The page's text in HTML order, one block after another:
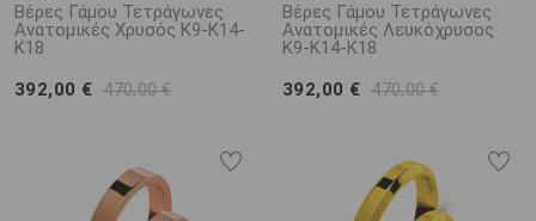
Βέρες Γάμου Τετράγωνες
Ανατομικές Χρυσός Κ9-Κ14-
Κ18
392,00 € 470,00 €
Βέρες Γάμου Τετράγωνες
Ανατομικές Λευκόχρυσος
Κ9-Κ14-Κ18
392,00 € 470,00 €